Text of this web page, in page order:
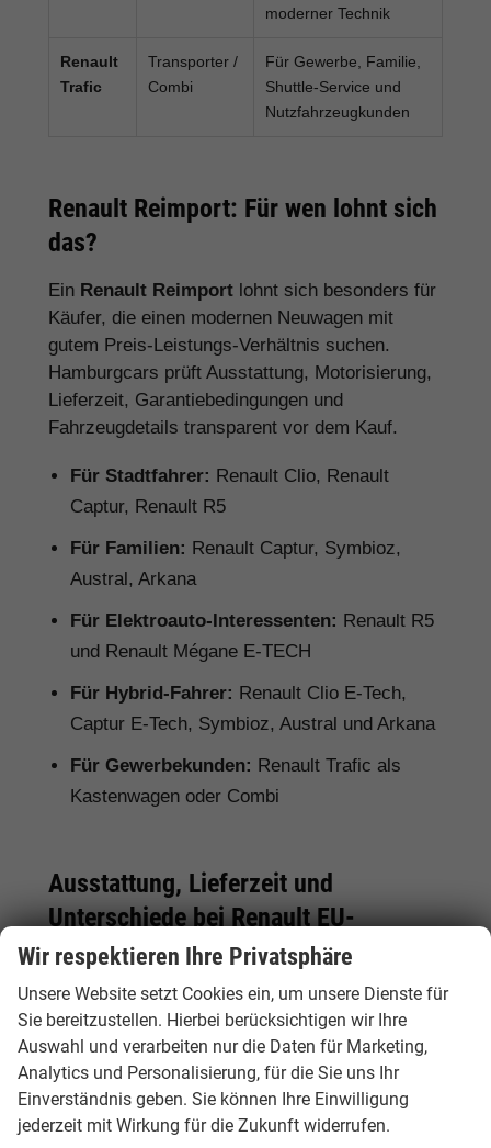
moderner Technik
Renault
Trafic
Transporter /
Combi
Für Gewerbe, Familie,
Shuttle-Service und
Nutzfahrzeugkunden
Renault Reimport: Für wen lohnt sich
das?
Ein Renault Reimport lohnt sich besonders für
Käufer, die einen modernen Neuwagen mit
gutem Preis-Leistungs-Verhältnis suchen.
Hamburgcars prüft Ausstattung, Motorisierung,
Lieferzeit, Garantiebedingungen und
Fahrzeugdetails transparent vor dem Kauf.
Für Stadtfahrer: Renault Clio, Renault
Captur, Renault R5
Für Familien: Renault Captur, Symbioz,
Austral, Arkana
Für Elektroauto-Interessenten: Renault R5
und Renault Mégane E-TECH
Für Hybrid-Fahrer: Renault Clio E-Tech,
Captur E-Tech, Symbioz, Austral und Arkana
Für Gewerbekunden: Renault Trafic als
Kastenwagen oder Combi
Ausstattung, Lieferzeit und
Unterschiede bei Renault EU-
Neuwagen
Bei einem Renault EU-Neuwagen kann die
Serienausstattung je nach Herkunftsland vom
deutschen Modell abweichen. Deshalb lohnt
sich ein genauer Vergleich. Hamburgcars achtet
für Sie auf wichtige Details wie Motorisierung,
Batteriegröße, Ausstattungslinie,
Wir respektieren Ihre Privatsphäre
Unsere Website setzt Cookies ein, um unsere Dienste für
Sie bereitzustellen. Hierbei berücksichtigen wir Ihre
Auswahl und verarbeiten nur die Daten für Marketing,
Analytics und Personalisierung, für die Sie uns Ihr
Einverständnis geben. Sie können Ihre Einwilligung
jederzeit mit Wirkung für die Zukunft widerrufen.